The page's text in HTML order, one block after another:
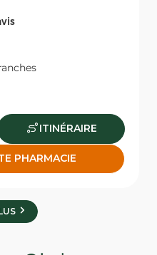
ITINÉRAIRE
PHARMACIE